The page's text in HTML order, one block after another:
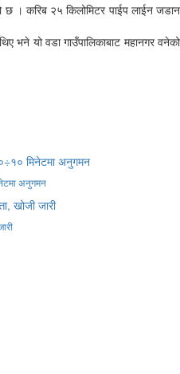
। करिब २५ किलोमिटर पाईप लाईन जडान
भने यो वडा गाउँपालिकाबाट महानगर वनेको
अनुगमन